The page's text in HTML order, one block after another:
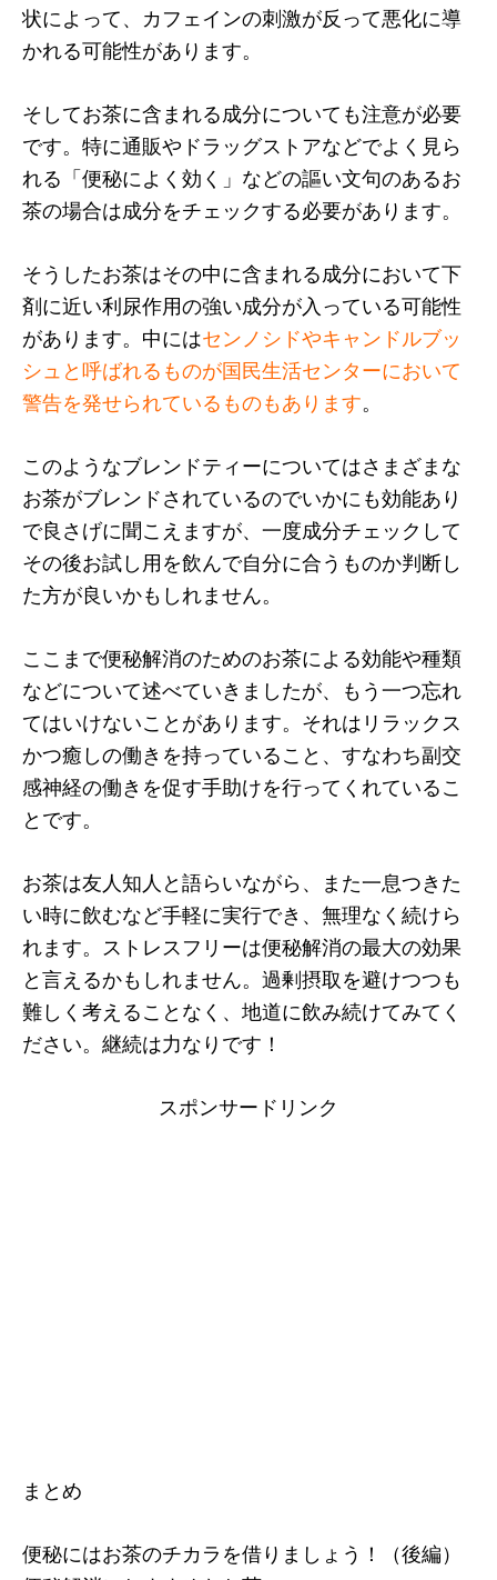
状によって、カフェインの刺激が反って悪化に導
かれる可能性があります。
そしてお茶に含まれる成分についても注意が必要
です。特に通販やドラッグストアなどでよく見ら
れる「便秘によく効く」などの謳い文句のあるお
茶の場合は成分をチェックする必要があります。
そうしたお茶はその中に含まれる成分において下
剤に近い利尿作用の強い成分が入っている可能性
があります。中にはセンノシドやキャンドルブッ
シュと呼ばれるものが国民生活センターにおいて
警告を発せられているものもあります。
このようなブレンドティーについてはさまざまな
お茶がブレンドされているのでいかにも効能あり
で良さげに聞こえますが、一度成分チェックして
その後お試し用を飲んで自分に合うものか判断し
た方が良いかもしれません。
ここまで便秘解消のためのお茶による効能や種類
などについて述べていきましたが、もう一つ忘れ
てはいけないことがあります。それはリラックス
かつ癒しの働きを持っていること、すなわち副交
感神経の働きを促す手助けを行ってくれているこ
とです。
お茶は友人知人と語らいながら、また一息つきた
い時に飲むなど手軽に実行でき、無理なく続けら
れます。ストレスフリーは便秘解消の最大の効果
と言えるかもしれません。過剰摂取を避けつつも
難しく考えることなく、地道に飲み続けてみてく
ださい。継続は力なりです！
スポンサードリンク
まとめ
便秘にはお茶のチカラを借りましょう！（後編）